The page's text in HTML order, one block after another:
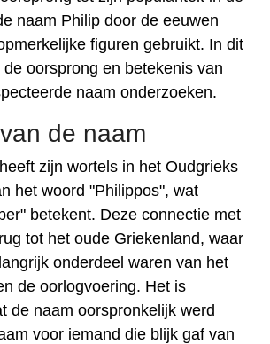
naam Philip door de eeuwen
figuren gebruikt. In dit
oorsprong en betekenis van
naam onderzoeken.
de naam
zijn wortels in het Oudgrieks
het woord "Philippos", wat
betekent. Deze connectie met
tot het oude Griekenland, waar
onderdeel waren van het
de oorlogvoering. Het is
de naam oorspronkelijk werd
voor iemand die blijk gaf van